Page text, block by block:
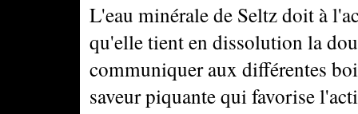
L'eau minérale de Seltz doit à
qu'elle tient en dissolution la
communiquer aux différentes
saveur piquante qui favorise